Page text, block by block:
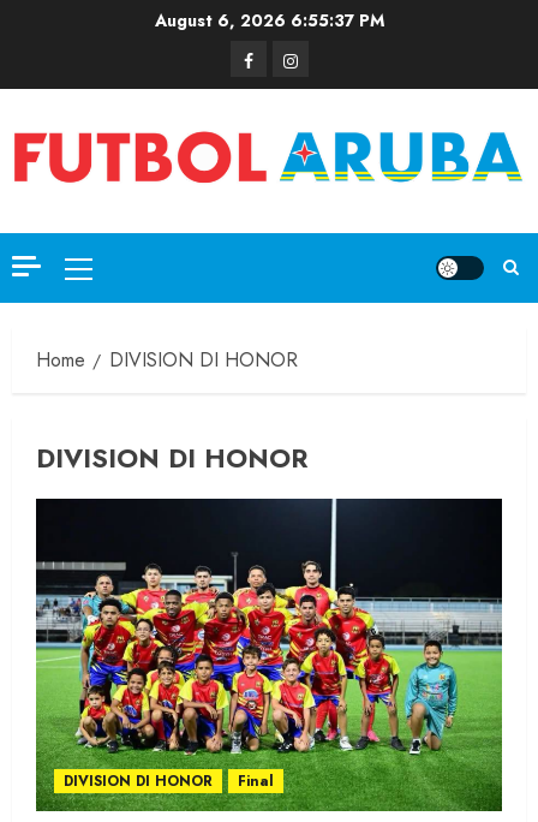
August 6, 2026 6:55:37 PM
Home DIVISION DI HONOR
DIVISION DI HONOR
DIVISION DI HONOR Final